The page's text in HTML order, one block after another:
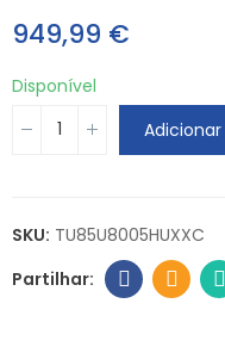
949,99 €
Disponível
Adicionar
SKU: TU85U8005HUXXC